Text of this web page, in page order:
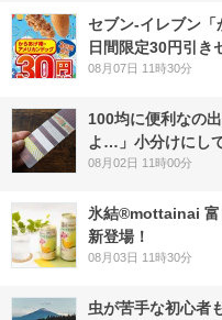
セブン‐イレブン
日間限定30円引き
08月07日 11時30分
100均に便利なの
よ…」小分けにし
08月02日 11時00分
氷結®mottainai 富
新登場！
08月03日 11時30分
虫が苦手な初心者